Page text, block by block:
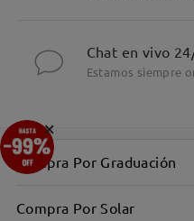
Chat en vivo
Estamos siempre
Compra Por Graduación
Compra Por Solar
×